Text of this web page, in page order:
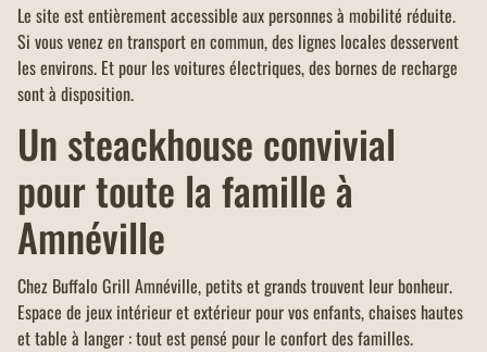
Le site est entièrement accessible aux personnes à mobilité réduite.
Si vous venez en transport en commun, des lignes locales desservent
les environs. Et pour les voitures électriques, des bornes de recharge
sont à disposition.
Un steackhouse convivial
pour toute la famille à
Amnéville
Chez Buffalo Grill Amnéville, petits et grands trouvent leur bonheur.
Espace de jeux intérieur et extérieur pour vos enfants, chaises hautes
et table à langer : tout est pensé pour le confort des familles.